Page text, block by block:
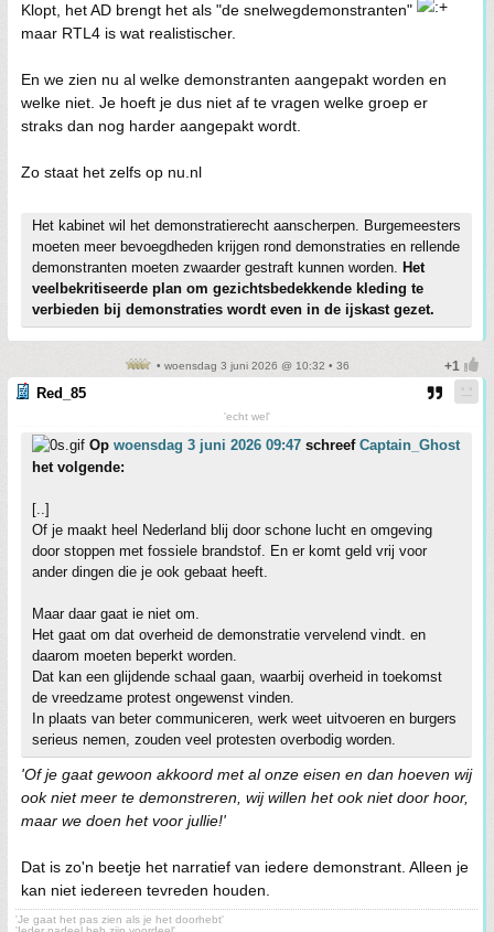
Klopt, het AD brengt het als "de snelwegdemonstranten"
maar RTL4 is wat realistischer.
En we zien nu al welke demonstranten aangepakt worden en
welke niet. Je hoeft je dus niet af te vragen welke groep er
straks dan nog harder aangepakt wordt.
Zo staat het zelfs op nu.nl
Het kabinet wil het demonstratierecht aanscherpen. Burgemeesters
moeten meer bevoegdheden krijgen rond demonstraties en rellende
demonstranten moeten zwaarder gestraft kunnen worden. Het
veelbekritiseerde plan om gezichtsbedekkende kleding te
verbieden bij demonstraties wordt even in de ijskast gezet.
• woensdag 3 juni 2026 @ 10:32 • 36
Red_85
'echt wel'
Op woensdag 3 juni 2026 09:47 schreef Captain_Ghost
het volgende:
[..]
Of je maakt heel Nederland blij door schone lucht en omgeving
door stoppen met fossiele brandstof. En er komt geld vrij voor
ander dingen die je ook gebaat heeft.
Maar daar gaat ie niet om.
Het gaat om dat overheid de demonstratie vervelend vindt. en
daarom moeten beperkt worden.
Dat kan een glijdende schaal gaan, waarbij overheid in toekomst
de vreedzame protest ongewenst vinden.
In plaats van beter communiceren, werk weet uitvoeren en burgers
serieus nemen, zouden veel protesten overbodig worden.
'Of je gaat gewoon akkoord met al onze eisen en dan hoeven wij
ook niet meer te demonstreren, wij willen het ook niet door hoor,
maar we doen het voor jullie!'
Dat is zo'n beetje het narratief van iedere demonstrant. Alleen je
kan niet iedereen tevreden houden.
'Je gaat het pas zien als je het doorhebt'